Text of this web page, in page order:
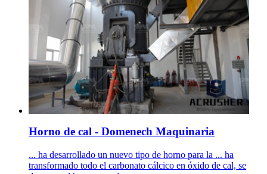
Horno de cal - Domenech Maquinaria
... ha desarrollado un nuevo tipo de horno para la ... ha
transformado todo el carbonato cálcico en óxido de cal, se